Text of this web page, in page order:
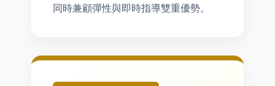
同時兼顧彈性與即時指導雙重優勢。